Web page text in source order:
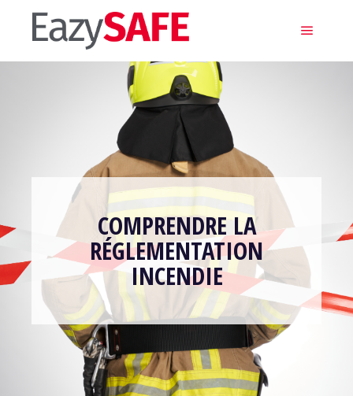
COMPRENDRE LA
RÉGLEMENTATION
INCENDIE